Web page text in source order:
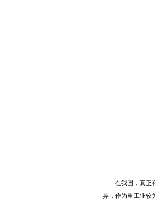
在我国，真正
异，作为重工业较